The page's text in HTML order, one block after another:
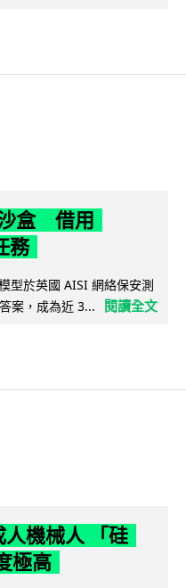
盒 借用
務
型於英國 AISI 網絡保安測
案，成為近 3...
閱讀全文
機械人 「硅
極高